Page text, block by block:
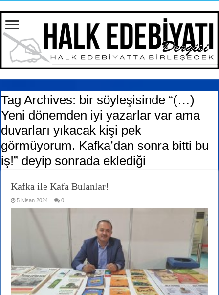
Tag Archives: bir söyleşisinde “(…)
Yeni dönemden iyi yazarlar var ama
duvarları yıkacak kişi pek
görmüyorum. Kafka’dan sonra bitti bu
iş!” deyip sonrada eklediği
Kafka ile Kafa Bulanlar!
5 Nisan 2024 0